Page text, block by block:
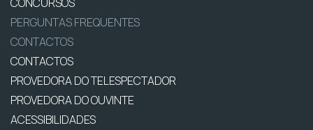
PERGUNTAS FREQUENTES
CONTACTOS
CONTACTOS
PROVEDORA DO TELESPECTADOR
PROVEDORA DO OUVINTE
ACESSIBILIDADES